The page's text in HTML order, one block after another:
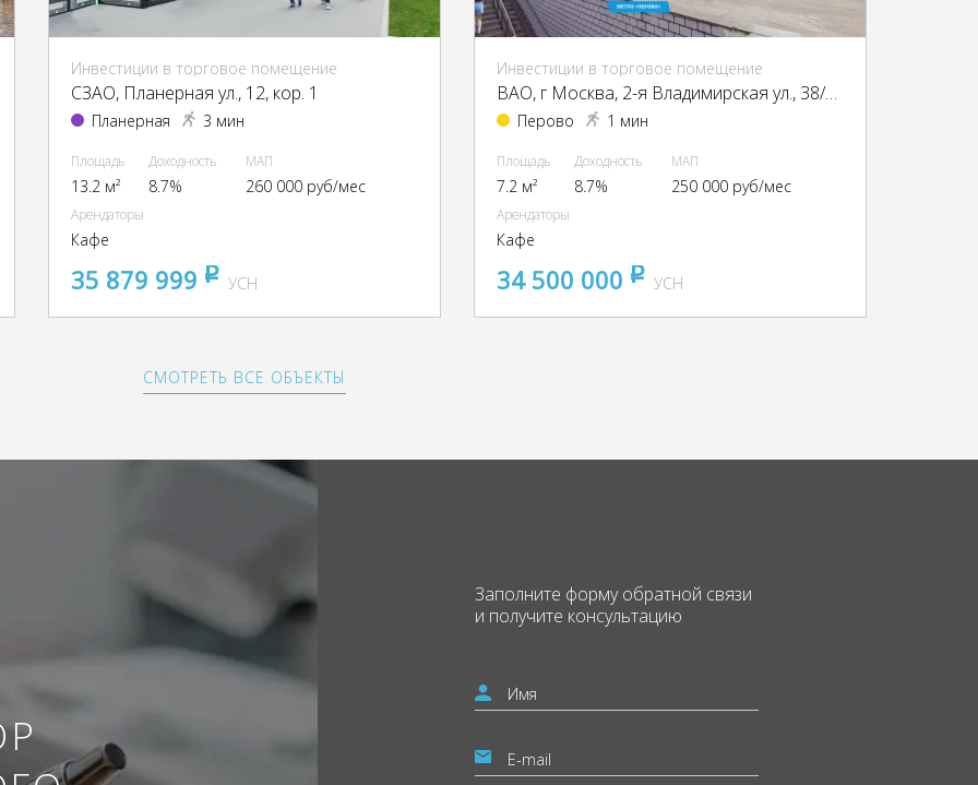
Инвестиции в торговое помещение
CЗАО, Планерная ул., 12, кор. 1
Планерная 3 мин
Площадь
13.2 м²
Доходность
8.7%
МАП
260 000 руб/мес
Арендаторы
Кафе
35 879 999 pуб
УСН
Инвестиции в торговое помещение
ВАО, г Москва, 2-я Владимирская ул., 38/18
Перово 1 мин
Площадь
7.2 м²
Доходность
8.7%
МАП
250 000 руб/мес
Арендаторы
Кафе
34 500 000 pуб
УСН
СМОТРЕТЬ ВСЕ ОБЪЕКТЫ
Заполните формуобратной связи
и получите консультацию